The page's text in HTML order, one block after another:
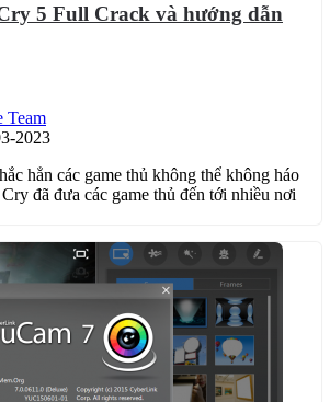
5 Full Crack và hướng dẫn
Team
2023
hẳn các game thủ không thể không háo
đã đưa các game thủ đến tới nhiều nơi